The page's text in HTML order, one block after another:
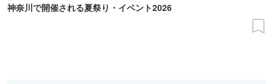
神奈川で開催される夏祭り・イベント2026